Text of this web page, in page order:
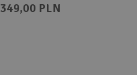
349,00 PLN